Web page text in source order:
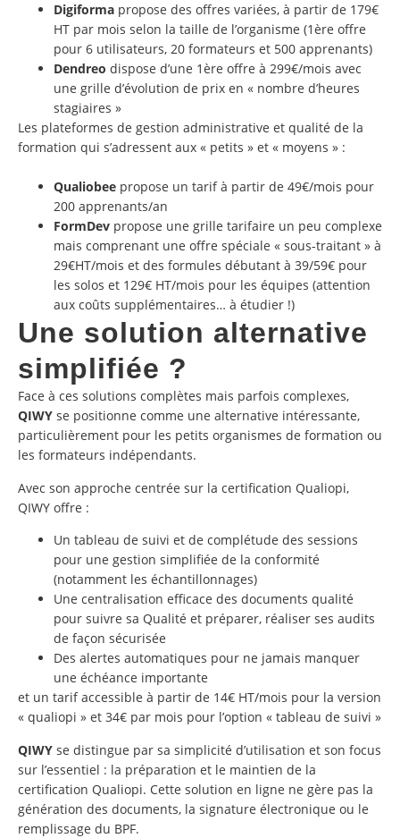
Digiforma propose des offres variées, à partir de 179€
HT par mois selon la taille de l’organisme (1ère offre
pour 6 utilisateurs, 20 formateurs et 500 apprenants)
Dendreo dispose d’une 1ère offre à 299€/mois avec
une grille d’évolution de prix en « nombre d’heures
stagiaires »
Les plateformes de gestion administrative et qualité de la
formation qui s’adressent aux « petits » et « moyens » :
Qualiobee propose un tarif à partir de 49€/mois pour
200 apprenants/an
FormDev propose une grille tarifaire un peu complexe
mais comprenant une offre spéciale « sous-traitant » à
29€HT/mois et des formules débutant à 39/59€ pour
les solos et 129€ HT/mois pour les équipes (attention
aux coûts supplémentaires… à étudier !)
Une solution alternative
simplifiée ?
Face à ces solutions complètes mais parfois complexes,
QIWY se positionne comme une alternative intéressante,
particulièrement pour les petits organismes de formation ou
les formateurs indépendants.
Avec son approche centrée sur la certification Qualiopi,
QIWY offre :
Un tableau de suivi et de complétude des sessions
pour une gestion simplifiée de la conformité
(notamment les échantillonnages)
Une centralisation efficace des documents qualité
pour suivre sa Qualité et préparer, réaliser ses audits
de façon sécurisée
Des alertes automatiques pour ne jamais manquer
une échéance importante
et un tarif accessible à partir de 14€ HT/mois pour la version
« qualiopi » et 34€ par mois pour l’option « tableau de suivi »
QIWY se distingue par sa simplicité d’utilisation et son focus
sur l’essentiel : la préparation et le maintien de la
certification Qualiopi. Cette solution en ligne ne gère pas la
génération des documents, la signature électronique ou le
remplissage du BPF.